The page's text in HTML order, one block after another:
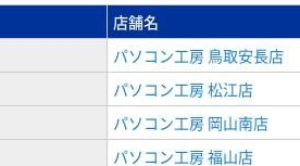
店舗名
パソコン工房 鳥取安長店
パソコン工房 松江店
パソコン工房 岡山南店
パソコン工房 福山店